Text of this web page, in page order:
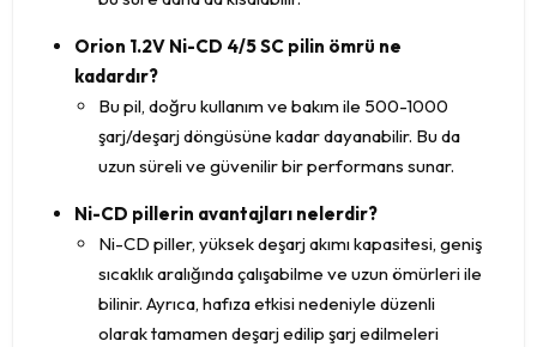
Orion 1.2V Ni-CD 4/5 SC pilin ömrü ne
kadardır?
Bu pil, doğru kullanım ve bakım ile 500-1000
şarj/deşarj döngüsüne kadar dayanabilir. Bu da
uzun süreli ve güvenilir bir performans sunar.
Ni-CD pillerin avantajları nelerdir?
Ni-CD piller, yüksek deşarj akımı kapasitesi, geniş
sıcaklık aralığında çalışabilme ve uzun ömürleri ile
bilinir. Ayrıca, hafıza etkisi nedeniyle düzenli
olarak tamamen deşarj edilip şarj edilmeleri